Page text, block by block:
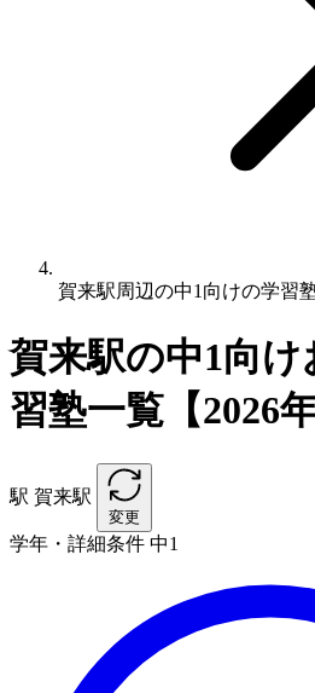
賀来駅周辺の中1向けの学習
賀来駅の中1向
習塾一覧【2026
駅 賀来駅
変更
学年・詳細条件 中1